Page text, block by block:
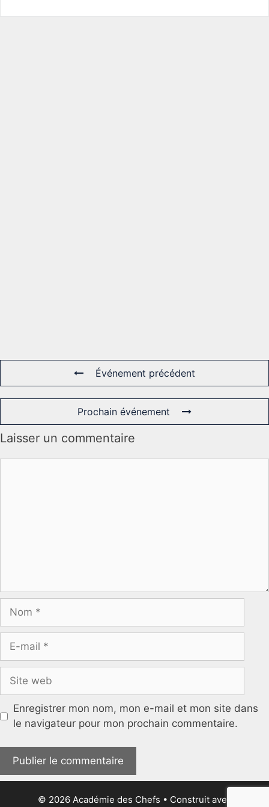
Événement précédent
Prochain événement
Laisser un commentaire
Nom
Site
web
Enregistrer mon nom, mon e-mail et mon site dans
le navigateur pour mon prochain commentaire.
© 2026 Académie des Chefs • Construit avec